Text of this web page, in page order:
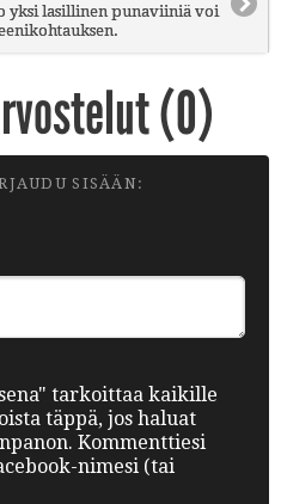
yksi lasillinen punaviiniä voi
(0)
SISÄÄN:
tarkoittaa kaikille
täppä, jos haluat
Kommenttiesi
nimesi (tai